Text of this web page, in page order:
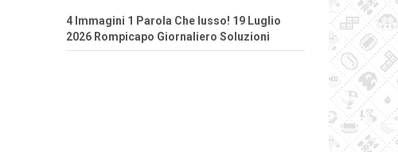
4 Immagini 1 Parola Che lusso! 19 Luglio
2026 Rompicapo Giornaliero Soluzioni